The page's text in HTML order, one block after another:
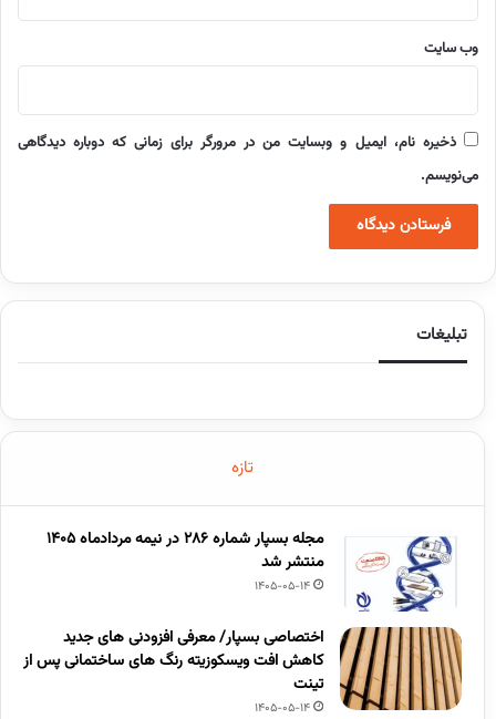
وب‌ سایت
ذخیره نام، ایمیل و وبسایت من در مرورگر برای زمانی که دوباره دیدگاهی
می‌نویسم.
تبلیغات
تازه
مجله بسپار شماره 286 در نیمه مردادماه 1405
منتشر شد
1405-05-14
اختصاصی بسپار/ معرفی افزودنی های جدید
کاهش افت ویسکوزیته رنگ های ساختمانی پس از
تینت
1405-05-14